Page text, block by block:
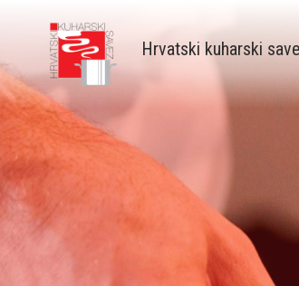
content
Hrvatski kuharski